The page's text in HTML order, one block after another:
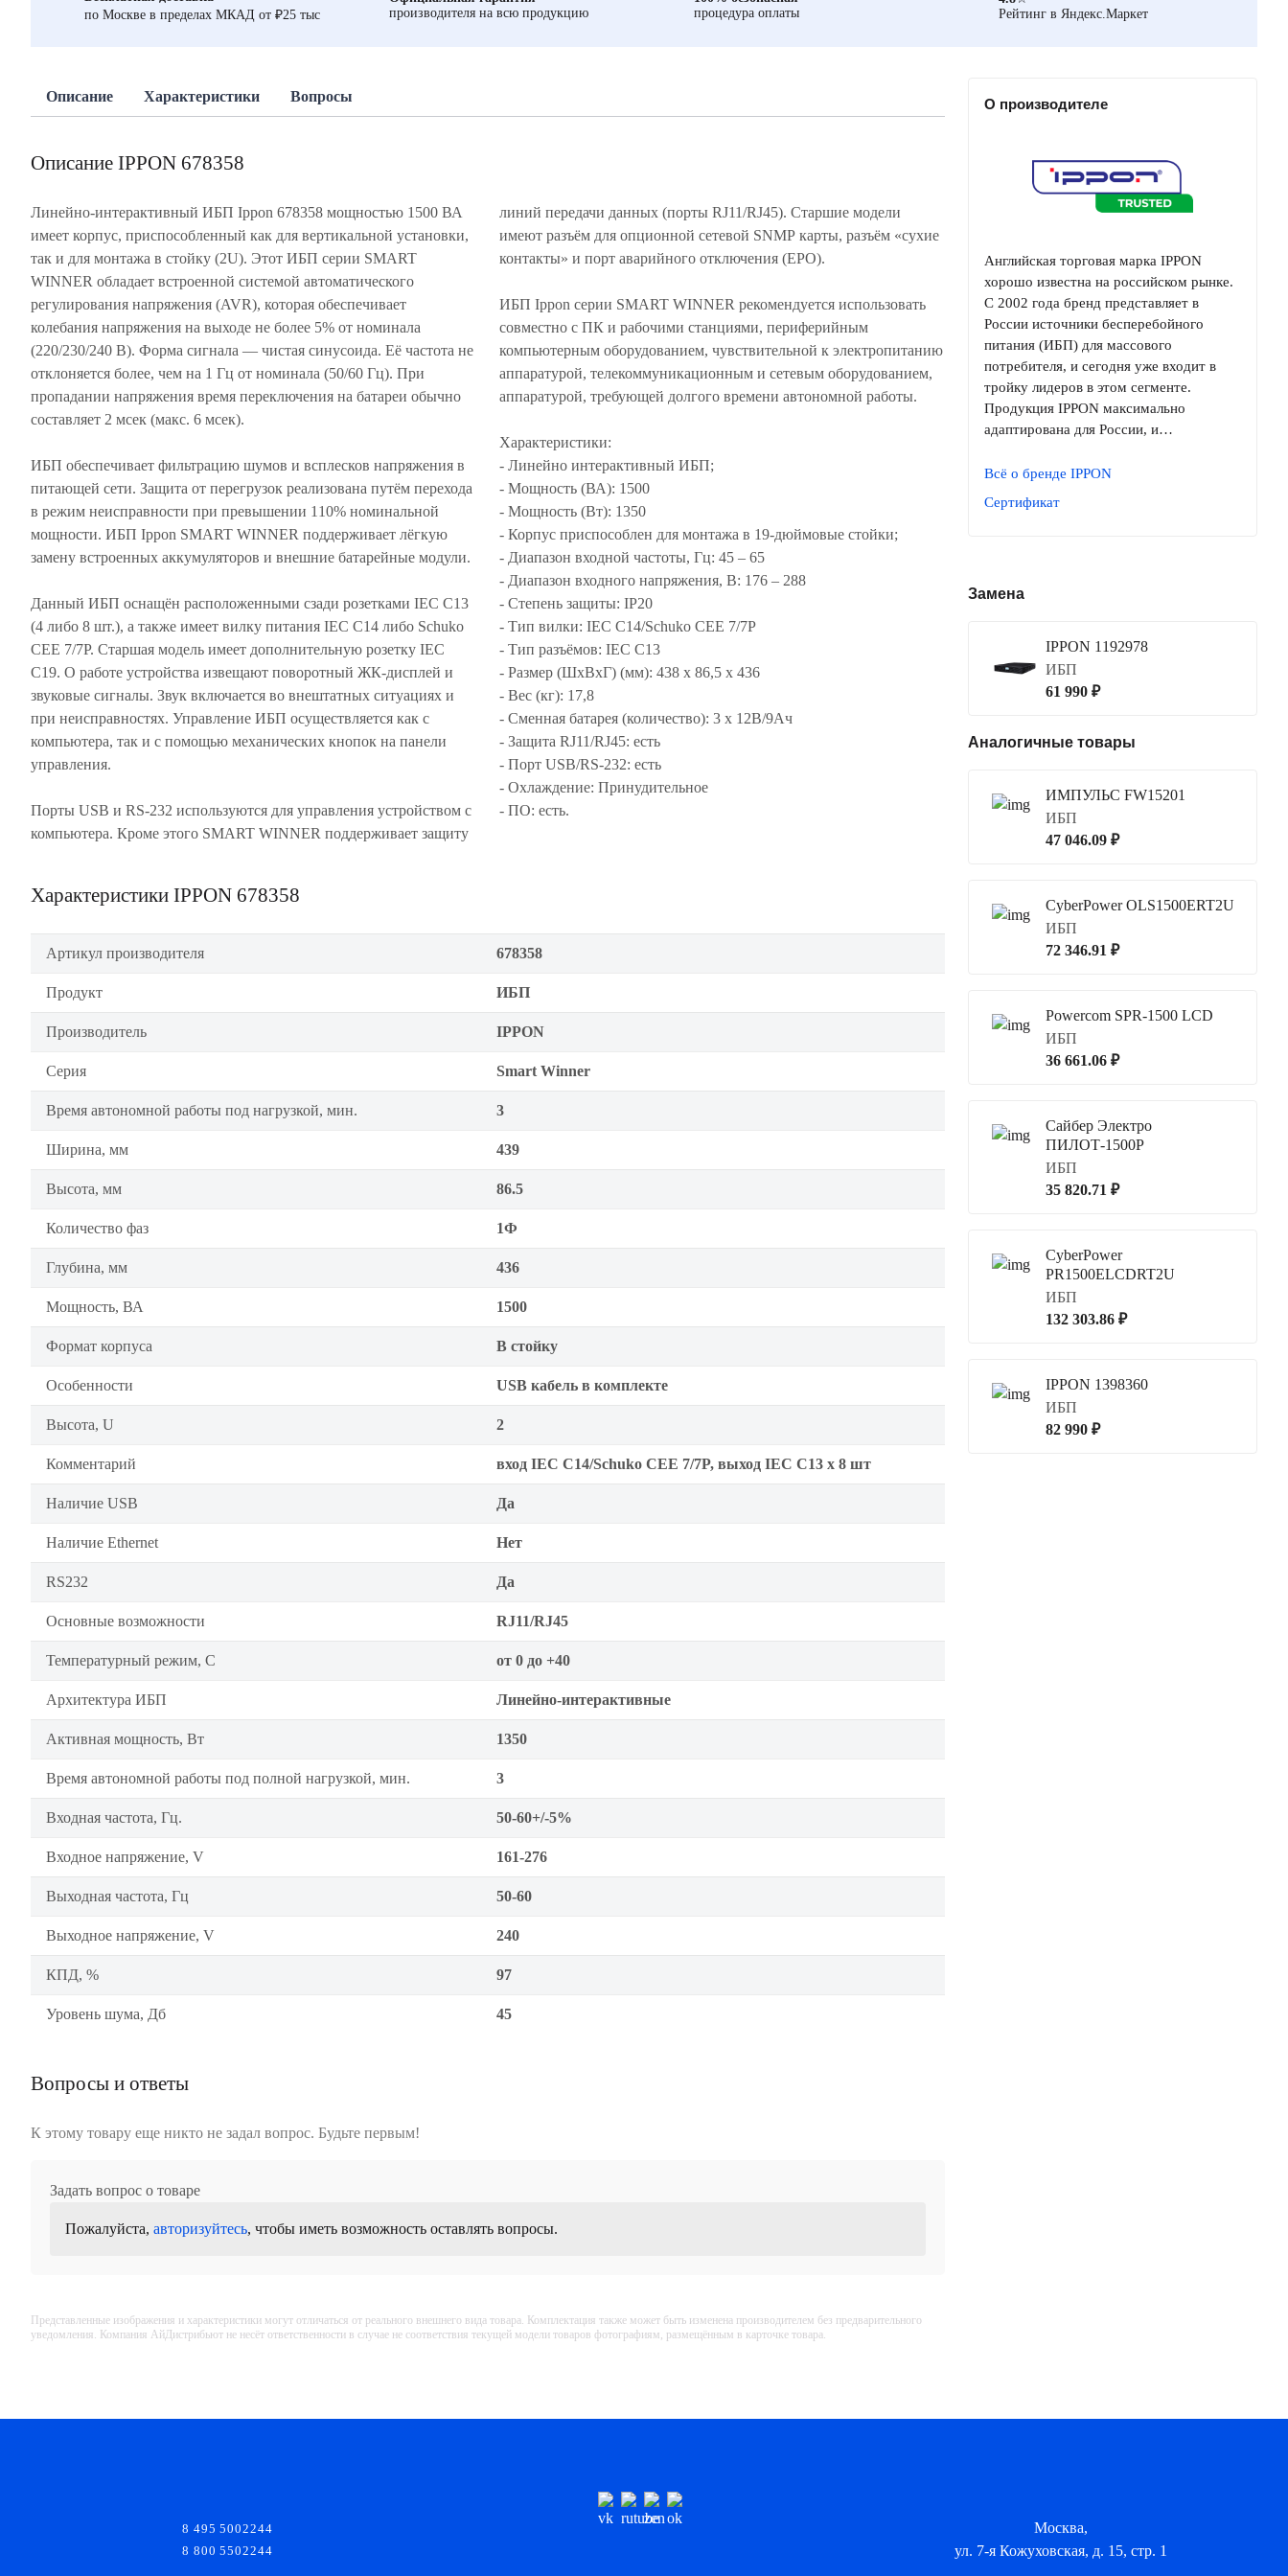
по Москве в пределах МКАД от ₽25 тыс
производителя на всю продукцию
процедура оплаты
Рейтинг в Яндекс.Маркет
Описание Характеристики Вопросы
Описание IPPON 678358
Линейно-интерактивный ИБП Ippon 678358 мощностью 1500 ВА
имеет корпус, приспособленный как для вертикальной установки,
так и для монтажа в стойку (2U). Этот ИБП серии SMART
WINNER обладает встроенной системой автоматического
регулирования напряжения (AVR), которая обеспечивает
колебания напряжения на выходе не более 5% от номинала
(220/230/240 В). Форма сигнала — чистая синусоида. Её частота не
отклоняется более, чем на 1 Гц от номинала (50/60 Гц). При
пропадании напряжения время переключения на батареи обычно
составляет 2 мсек (макс. 6 мсек).
ИБП обеспечивает фильтрацию шумов и всплесков напряжения в
питающей сети. Защита от перегрузок реализована путём перехода
в режим неисправности при превышении 110% номинальной
мощности. ИБП Ippon SMART WINNER поддерживает лёгкую
замену встроенных аккумуляторов и внешние батарейные модули.
Данный ИБП оснащён расположенными сзади розетками IEC C13
(4 либо 8 шт.), а также имеет вилку питания IEC C14 либо Schuko
CEE 7/7P. Старшая модель имеет дополнительную розетку IEC
C19. О работе устройства извещают поворотный ЖК-дисплей и
звуковые сигналы. Звук включается во внештатных ситуациях и
при неисправностях. Управление ИБП осуществляется как с
компьютера, так и с помощью механических кнопок на панели
управления.
Порты USB и RS-232 используются для управления устройством с
компьютера. Кроме этого SMART WINNER поддерживает защиту
линий передачи данных (порты RJ11/RJ45). Старшие модели
имеют разъём для опционной сетевой SNMP карты, разъём «сухие
контакты» и порт аварийного отключения (EPO).
ИБП Ippon серии SMART WINNER рекомендуется использовать
совместно с ПК и рабочими станциями, периферийным
компьютерным оборудованием, чувствительной к электропитанию
аппаратурой, телекоммуникационным и сетевым оборудованием,
аппаратурой, требующей долгого времени автономной работы.
Характеристики:
- Линейно интерактивный ИБП;
- Мощность (ВА): 1500
- Мощность (Вт): 1350
- Корпус приспособлен для монтажа в 19-дюймовые стойки;
- Диапазон входной частоты, Гц: 45 – 65
- Диапазон входного напряжения, В: 176 – 288
- Степень защиты: IP20
- Тип вилки: IEC C14/Schuko CEE 7/7P
- Тип разъёмов: IEC C13
- Размер (ШxВxГ) (мм): 438 х 86,5 x 436
- Вес (кг): 17,8
- Сменная батарея (количество): 3 х 12В/9Ач
- Защита RJ11/RJ45: есть
- Порт USB/RS-232: есть
- Охлаждение: Принудительное
- ПО: есть.
Характеристики IPPON 678358
Артикул производителя 678358
Продукт ИБП
Производитель IPPON
Серия Smart Winner
Время автономной работы под нагрузкой, мин. 3
Ширина, мм 439
Высота, мм 86.5
Количество фаз 1Ф
Глубина, мм 436
Мощность, ВА 1500
Формат корпуса В стойку
Особенности USB кабель в комплекте
Высота, U 2
Комментарий вход IEC C14/Schuko CEE 7/7P, выход IEC C13 х 8 шт
Наличие USB Да
Наличие Ethernet Нет
RS232 Да
Основные возможности RJ11/RJ45
Температурный режим, C от 0 до +40
Архитектура ИБП Линейно-интерактивные
Активная мощность, Вт 1350
Время автономной работы под полной нагрузкой, мин. 3
Входная частота, Гц. 50-60+/-5%
Входное напряжение, V 161-276
Выходная частота, Гц 50-60
Выходное напряжение, V 240
КПД, % 97
Уровень шума, Дб 45
Вопросы и ответы
К этому товару еще никто не задал вопрос. Будьте первым!
Задать вопрос о товаре
Пожалуйста, авторизуйтесь, чтобы иметь возможность оставлять вопросы.
Представленные изображения и характеристики могут отличаться от реального внешнего вида товара. Комплектация также может быть изменена производителем без предварительного
уведомления. Компания АйДистрибьют не несёт ответственности в случае не соответствия текущей модели товаров фотографиям, размещённым в карточке товара.
О производителе
Английская торговая марка IPPON
хорошо известна на российском рынке.
С 2002 года бренд представляет в
России источники бесперебойного
питания (ИБП) для массового
потребителя, и сегодня уже входит в
тройку лидеров в этом сегменте.
Продукция IPPON максимально
адаптирована для России, и…
Всё о бренде IPPON
Сертификат
Замена
IPPON 1192978
ИБП
61 990 ₽
Аналогичные товары
ИМПУЛЬС FW15201
ИБП
47 046.09 ₽
CyberPower OLS1500ERT2U
ИБП
72 346.91 ₽
Powercom SPR-1500 LCD
ИБП
36 661.06 ₽
Сайбер Электро
ПИЛОТ-1500Р
ИБП
35 820.71 ₽
CyberPower
PR1500ELCDRT2U
ИБП
132 303.86 ₽
IPPON 1398360
ИБП
82 990 ₽
8 495 5002244
8 800 5502244
Москва,
ул. 7-я Кожуховская, д. 15, стр. 1